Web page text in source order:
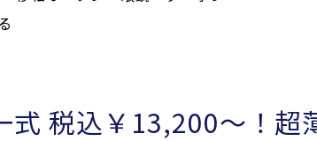
税込￥13,200～！超